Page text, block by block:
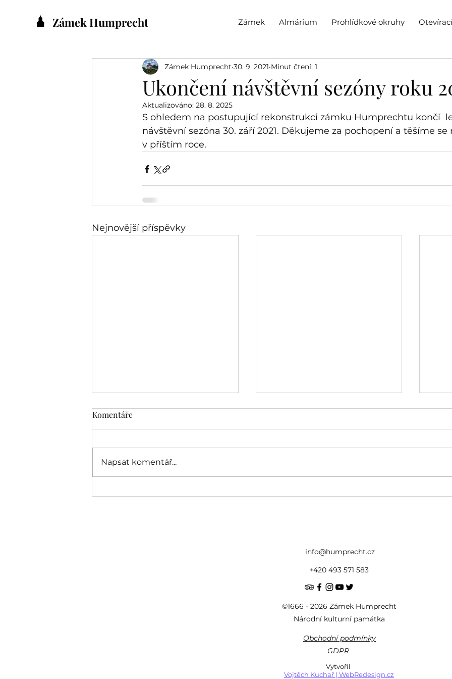
Zámek Humprecht Zámek Almárium Prohlídkové okruhy
Ukončení návštěvní sezóny roku
Zámek Humprecht 30. 9. 2021 Minut čtení: 1
Aktualizováno: 28. 8. 2025
S ohledem na postupující rekonstrukci zámku Humprechtu končí
návštěvní sezóna 30. září 2021. Děkujeme za pochopení a těšíme se
v příštím roce.
Nejnovější příspěvky
Náhledová prohlídka okruhu
160 let od prusko-rakouské
📸
Komentáře
Napsat komentář...
info@humprecht.cz
+420 493 571 583
©1666 - 2026 Zámek Humprecht
Národní kulturní památka
Obchodní podmínky
GDPR
Vytvořil
Vojtěch Kuchař | WebRedesign.cz